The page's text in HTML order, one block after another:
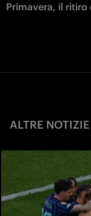
Primavera, il
ALTRE NOTIZIE